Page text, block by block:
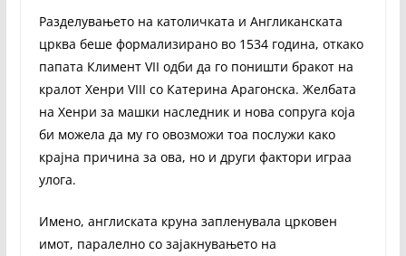
Разделувањето на католичката и Англиканската
црква беше формализирано во 1534 година, откако
папата Климент VII одби да го поништи бракот на
кралот Хенри VIII со Катерина Арагонска. Желбата
на Хенри за машки наследник и нова сопруга која
би можела да му го овозможи тоа послужи како
крајна причина за ова, но и други фактори играа
улога.
Имено, англиската круна запленувала црковен
имот, паралелно со зајакнувањето на